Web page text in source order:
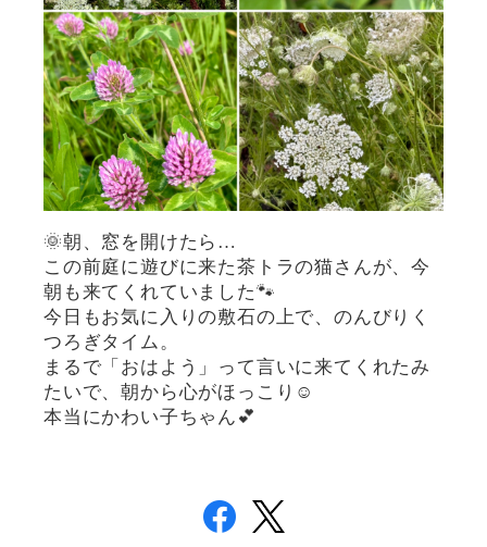
🌞朝、窓を開けたら…
この前庭に遊びに来た茶トラの猫さんが、今
朝も来てくれていました🐾
今日もお気に入りの敷石の上で、のんびりく
つろぎタイム。
まるで「おはよう」って言いに来てくれたみ
たいで、朝から心がほっこり☺️
本当にかわい子ちゃん💕